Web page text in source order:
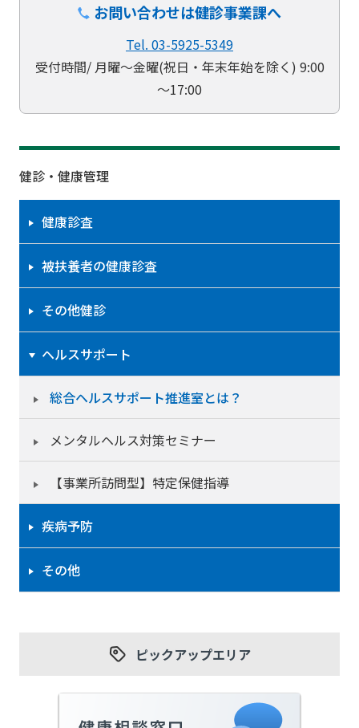
お問い合わせは健診事業課へ
Tel. 03-5925-5349
受付時間/ 月曜～金曜(祝日・年末年始を除く) 9:00
～17:00
健診・健康管理
健康診査
被扶養者の健康診査
その他健診
ヘルスサポート
総合ヘルスサポート推進室とは？
メンタルヘルス対策セミナー
【事業所訪問型】特定保健指導
疾病予防
その他
ピックアップエリア